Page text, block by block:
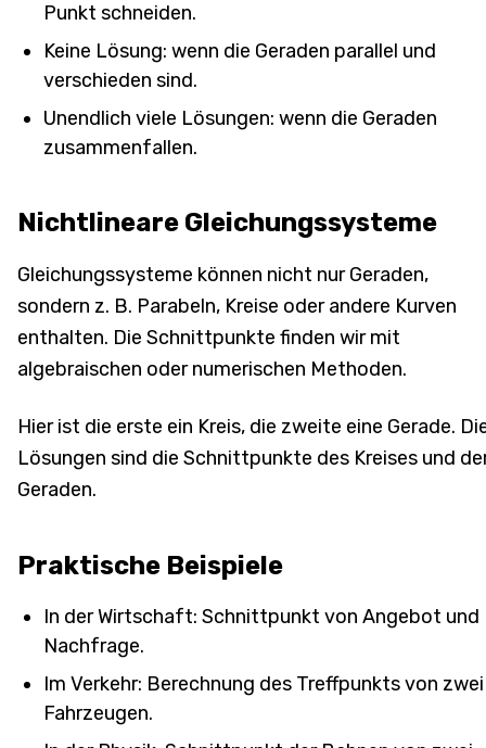
Punkt schneiden.
Keine Lösung: wenn die Geraden parallel und
verschieden sind.
Unendlich viele Lösungen: wenn die Geraden
zusammenfallen.
Nichtlineare Gleichungssysteme
Gleichungssysteme können nicht nur Geraden,
sondern z. B. Parabeln, Kreise oder andere Kurven
enthalten. Die Schnittpunkte finden wir mit
algebraischen oder numerischen Methoden.
Hier ist die erste ein Kreis, die zweite eine Gerade.
Lösungen sind die Schnittpunkte des Kreises und
Geraden.
Praktische Beispiele
In der Wirtschaft: Schnittpunkt von Angebot und
Nachfrage.
Im Verkehr: Berechnung des Treffpunkts von zwei
Fahrzeugen.